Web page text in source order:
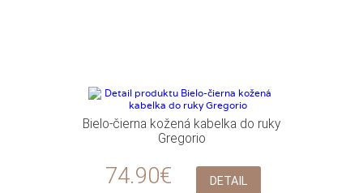
Bielo-čierna kožená kabelka do ruky
Gregorio
74.90€ DETAIL